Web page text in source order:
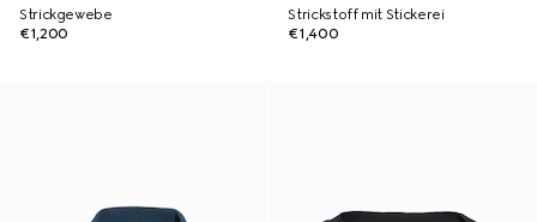
Strickgewebe
€1,200
Strickstoff mit Stickerei
€1,400